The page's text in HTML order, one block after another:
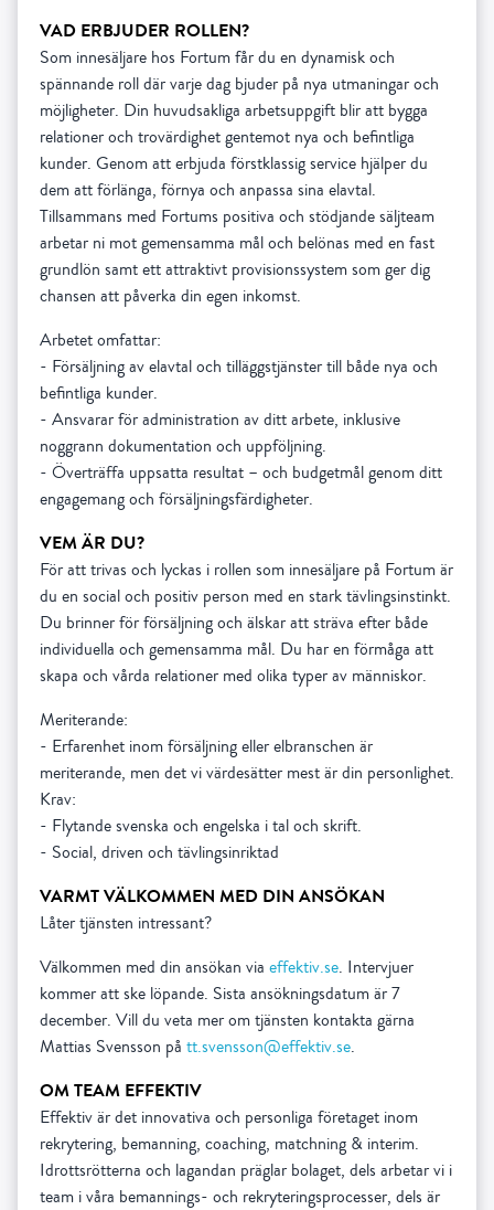
VAD ERBJUDER ROLLEN?
Som innesäljare hos Fortum får du en dynamisk och
spännande roll där varje dag bjuder på nya utmaningar och
möjligheter. Din huvudsakliga arbetsuppgift blir att bygga
relationer och trovärdighet gentemot nya och befintliga
kunder. Genom att erbjuda förstklassig service hjälper du
dem att förlänga, förnya och anpassa sina elavtal.
Tillsammans med Fortums positiva och stödjande säljteam
arbetar ni mot gemensamma mål och belönas med en fast
grundlön samt ett attraktivt provisionssystem som ger dig
chansen att påverka din egen inkomst.
Arbetet omfattar:
- Försäljning av elavtal och tilläggstjänster till både nya och
befintliga kunder.
- Ansvarar för administration av ditt arbete, inklusive
noggrann dokumentation och uppföljning.
- Överträffa uppsatta resultat – och budgetmål genom ditt
engagemang och försäljningsfärdigheter.
VEM ÄR DU?
För att trivas och lyckas i rollen som innesäljare på Fortum är
du en social och positiv person med en stark tävlingsinstinkt.
Du brinner för försäljning och älskar att sträva efter både
individuella och gemensamma mål. Du har en förmåga att
skapa och vårda relationer med olika typer av människor.
Meriterande:
- Erfarenhet inom försäljning eller elbranschen är
meriterande, men det vi värdesätter mest är din personlighet.
Krav:
- Flytande svenska och engelska i tal och skrift.
- Social, driven och tävlingsinriktad
VARMT VÄLKOMMEN MED DIN ANSÖKAN
Låter tjänsten intressant?
Välkommen med din ansökan via effektiv.se. Intervjuer
kommer att ske löpande. Sista ansökningsdatum är 7
december. Vill du veta mer om tjänsten kontakta gärna
Mattias Svensson på tt.svensson@effektiv.se.
OM TEAM EFFEKTIV
Effektiv är det innovativa och personliga företaget inom
rekrytering, bemanning, coaching, matchning & interim.
Idrottsrötterna och lagandan präglar bolaget, dels arbetar vi i
team i våra bemannings- och rekryteringsprocesser, dels är